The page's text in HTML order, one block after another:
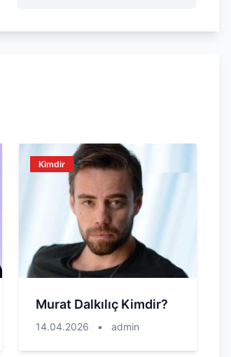
Kimdir
Murat Dalkılıç Kimdir?
14.04.2026 • admin